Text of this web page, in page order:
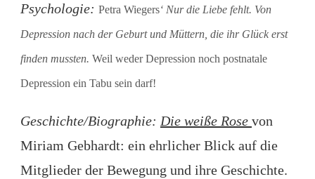
Psychologie: Petra Wiegers‘ Nur die Liebe fehlt. Von
Depression nach der Geburt und Müttern, die ihr Glück erst
finden mussten. Weil weder Depression noch postnatale
Depression ein Tabu sein darf!
Geschichte/Biographie: Die weiße Rose von
Miriam Gebhardt: ein ehrlicher Blick auf die
Mitglieder der Bewegung und ihre Geschichte.